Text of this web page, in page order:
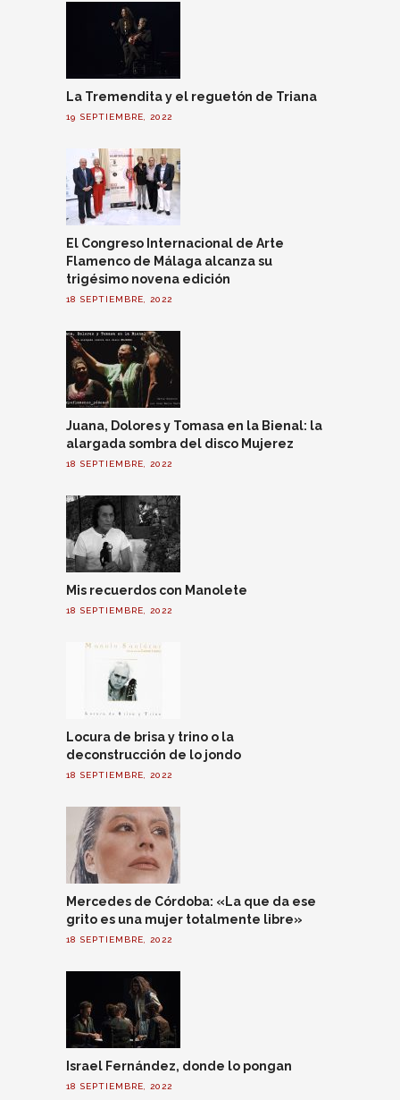
La Tremendita y el reguetón de Triana
19 SEPTIEMBRE, 2022
El Congreso Internacional de Arte
Flamenco de Málaga alcanza su
trigésimo novena edición
18 SEPTIEMBRE, 2022
Juana, Dolores y Tomasa en la Bienal: la
alargada sombra del disco Mujerez
18 SEPTIEMBRE, 2022
Mis recuerdos con Manolete
18 SEPTIEMBRE, 2022
Locura de brisa y trino o la
deconstrucción de lo jondo
18 SEPTIEMBRE, 2022
Mercedes de Córdoba: «La que da ese
grito es una mujer totalmente libre»
18 SEPTIEMBRE, 2022
Israel Fernández, donde lo pongan
18 SEPTIEMBRE, 2022